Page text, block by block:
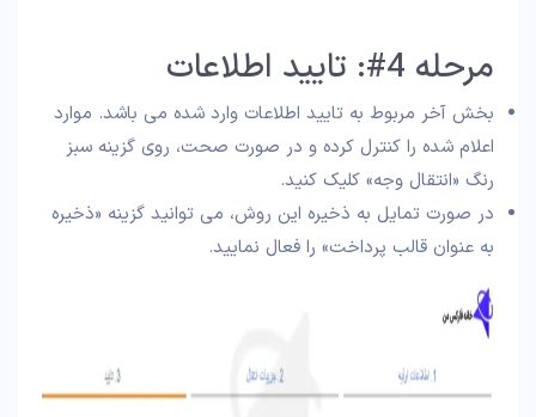
مرحله 4#: تایید اطلاعات
بخش آخر مربوط به تایید اطلاعات وارد شده می باشد. موارد
اعلام شده را کنترل کرده و در صورت صحت، روی گزینه سبز
رنگ «انتقال وجه» کلیک کنید.
در صورت تمایل به ذخیره این روش، می توانید گزینه «ذخیره
به عنوان قالب پرداخت» را فعال نمایید.